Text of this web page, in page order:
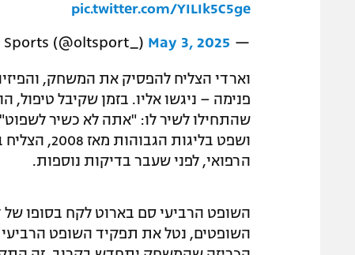
pic.twitter.com/YILIk5C5ge
— Olt Sports (@oltsport_)
May 3, 2025
וארדי הצליח להפסיק את המשחק,
פנימה – ניגשו אליו. בזמן שקיבל טיפול,
ושפט
הרפואי, לפני שעבר בדיקות נוספות.
השופט הרביעי סם בארוט לקח בסופו
השופטים, נטל את תפקיד השופט